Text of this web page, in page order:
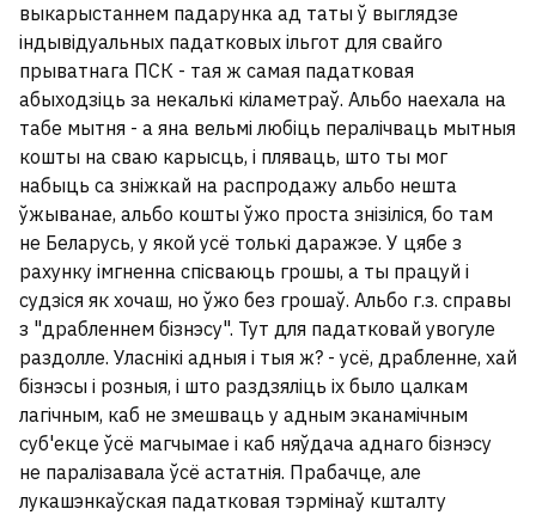
выкарыстаннем падарунка ад таты ў выглядзе
індывідуальных падатковых ільгот для свайго
прыватнага ПСК - тая ж самая падатковая
абыходзіць за некалькі кіламетраў. Альбо наехала на
табе мытня - а яна вельмі любіць пералічваць мытныя
кошты на сваю карысць, і пляваць, што ты мог
набыць са зніжкай на распродажу альбо нешта
ўжыванае, альбо кошты ўжо проста знізіліся, бо там
не Беларусь, у якой усё толькі даражэе. У цябе з
рахунку імгненна спісваюць грошы, а ты працуй і
судзіся як хочаш, но ўжо без грошаў. Альбо г.з. справы
з "драбленнем бізнэсу". Тут для падатковай увогуле
раздолле. Уласнікі адныя і тыя ж? - усё, драбленне, хай
бізнэсы і розныя, і што раздзяліць іх было цалкам
лагічным, каб не змешваць у адным эканамічным
суб'екце ўсё магчымае і каб няўдача аднаго бізнэсу
не паралізавала ўсё астатнія. Прабачце, але
лукашэнкаўская падатковая тэрмінаў кшталту
У Гомелі мужчына напаў з нажом на
двух чалавек. Яго затрымалі вайскоўцы
Нямецкі фермер выразаў на кукурузным
полі Пуціна і Трампа
У Мінску спынілі дзейнасць фінансавай
піраміды, якая існавала чатыры гады
УСЕ НАВІНЫ →